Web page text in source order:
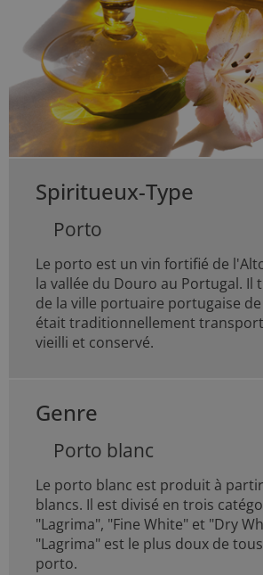
Spiritueux-Type
Porto
Le porto est un vin fortifié de
la vallée du Douro au Portugal. Il
de la ville portuaire portugaise
était traditionnellement
vieilli et conservé.
Genre
Porto blanc
Le porto blanc est produit à
blancs. Il est divisé en trois
"Lagrima", "Fine White" et "Dry
"Lagrima" est le plus doux de
porto.